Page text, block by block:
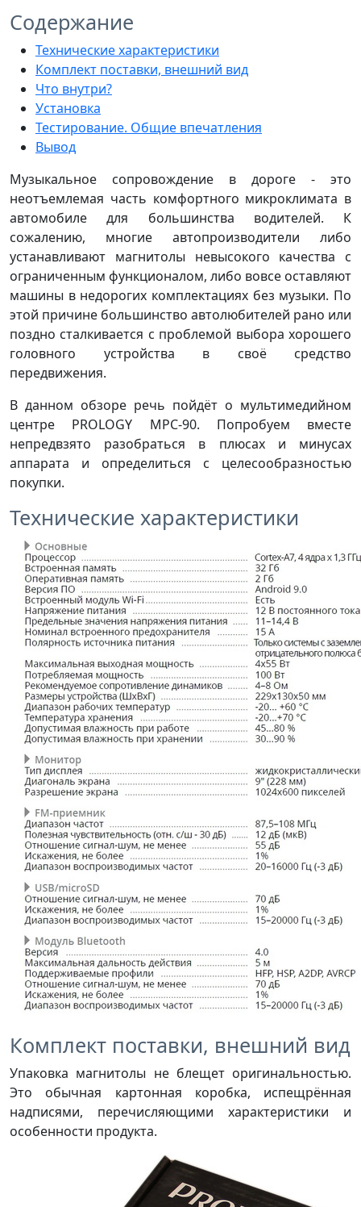
Содержание
Технические характеристики
Комплект поставки, внешний вид
Что внутри?
Установка
Тестирование. Общие впечатления
Вывод
Музыкальное сопровождение в дороге - это
неотъемлемая часть комфортного микроклимата в
автомобиле для большинства водителей. К
сожалению, многие автопроизводители либо
устанавливают магнитолы невысокого качества с
ограниченным функционалом, либо вовсе оставляют
машины в недорогих комплектациях без музыки. По
этой причине большинство автолюбителей рано или
поздно сталкивается с проблемой выбора хорошего
головного устройства в своё средство
передвижения.
В данном обзоре речь пойдёт о мультимедийном
центре PROLOGY MPC-90. Попробуем вместе
непредвзято разобраться в плюсах и минусах
аппарата и определиться с целесообразностью
покупки.
Технические характеристики
Комплект поставки, внешний вид
Упаковка магнитолы не блещет оригинальностью.
Это обычная картонная коробка, испещрённая
надписями, перечисляющими характеристики и
особенности продукта.